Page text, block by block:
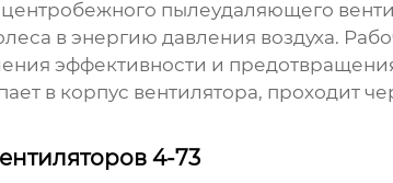
центробежного пылеудаляющего
в энергию давления воздуха.
эффективности и
в корпус вентилятора, проходит
4-73